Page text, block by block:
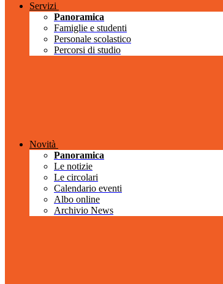
Servizi
Panoramica
Famiglie e studenti
Personale scolastico
Percorsi di studio
Novità
Panoramica
Le notizie
Le circolari
Calendario eventi
Albo online
Archivio News